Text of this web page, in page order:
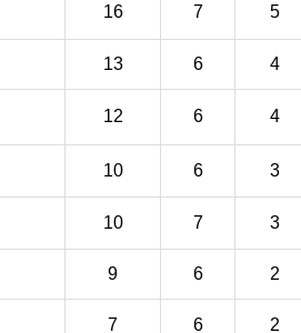
16 7 5
13 6 4
12 6 4
10 6 3
10 7 3
9 6 2
7 6 2